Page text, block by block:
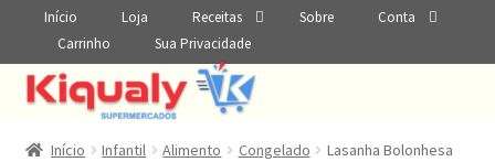
Início Loja Receitas Sobre
Conta
Carrinho
Sua Privacidade
Início Infantil Alimento Congelado
Lasanha Bolonhesa